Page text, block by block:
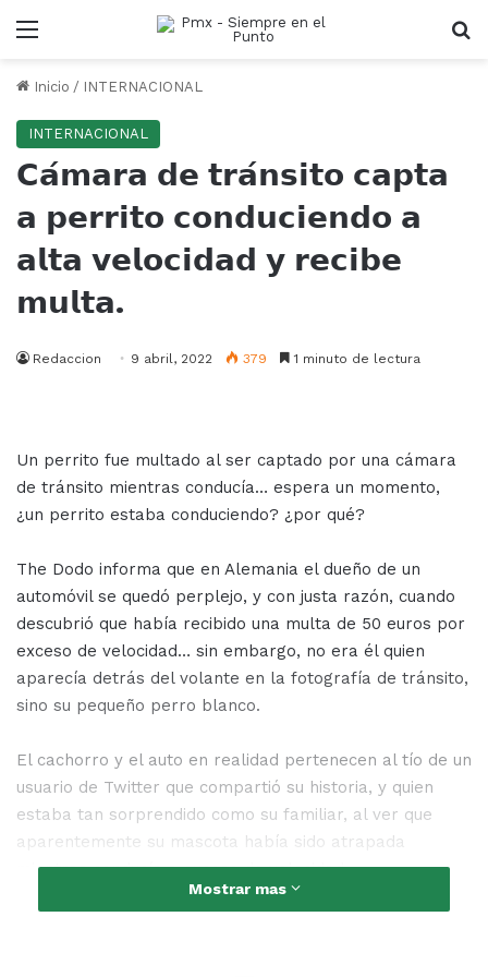
Menu
Inicio / INTERNACIONAL
INTERNACIONAL
𝗖𝗮́𝗺𝗮𝗿𝗮 𝗱𝗲 𝘁𝗿𝗮́𝗻𝘀𝗶𝘁𝗼 𝗰𝗮𝗽𝘁𝗮
𝗮 𝗽𝗲𝗿𝗿𝗶𝘁𝗼 𝗰𝗼𝗻𝗱𝘂𝗰𝗶𝗲𝗻𝗱𝗼 𝗮
𝗮𝗹𝘁𝗮 𝘃𝗲𝗹𝗼𝗰𝗶𝗱𝗮𝗱 𝘆 𝗿𝗲𝗰𝗶𝗯𝗲
𝗺𝘂𝗹𝘁𝗮.
Redaccion 9 abril, 2022 379 1 minuto de lectura
Un perrito fue multado al ser captado por una cámara
de tránsito mientras conducía… espera un momento,
¿un perrito estaba conduciendo? ¿por qué?
The Dodo informa que en Alemania el dueño de un
automóvil se quedó perplejo, y con justa razón, cuando
descubrió que había recibido una multa de 50 euros por
exceso de velocidad… sin embargo, no era él quien
aparecía detrás del volante en la fotografía de tránsito,
sino su pequeño perro blanco.
El cachorro y el auto en realidad pertenecen al tío de un
usuario de Twitter que compartió su historia, y quien
estaba tan sorprendido como su familiar, al ver que
aparentemente su mascota había sido atrapada
mientras conducía a exceso de velocidad.
Mostrar mas